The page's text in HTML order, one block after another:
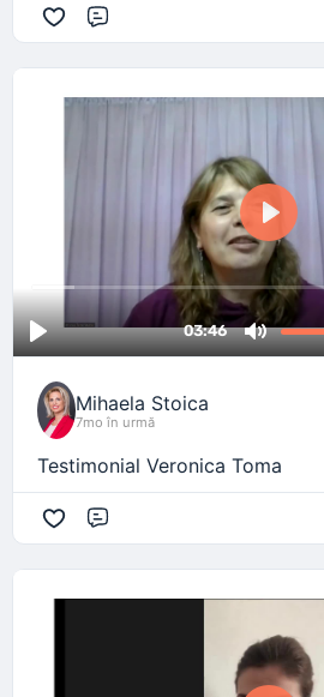
Mihaela Stoica
7mo în urmă
Testimonial Veronica Toma